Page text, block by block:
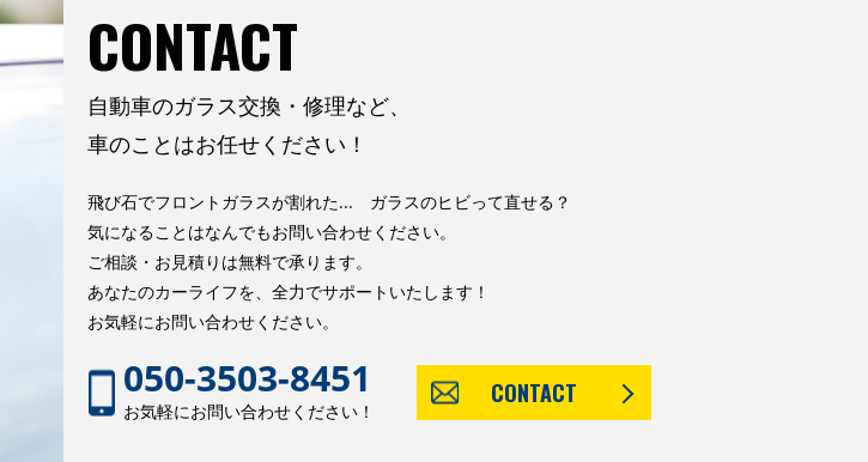
CONTACT
自動車のガラス交換・修理など、
車のことはお任せください！
飛び石でフロントガラスが割れた... ガラスのヒビって直せる？
気になることはなんでもお問い合わせください。
ご相談・お見積りは無料で承ります。
あなたのカーライフを、全力でサポートいたします！
お気軽にお問い合わせください。
050-3503-8451
お気軽にお問い合わせください！
CONTACT